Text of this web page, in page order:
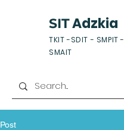
SITAdzkia
TKIT -SDIT - SMPIT -
SMAIT
Post